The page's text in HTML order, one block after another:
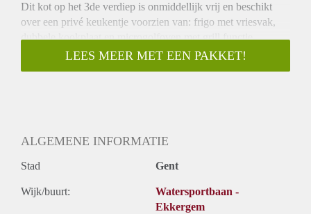
Dit kot op het 3de verdiep is onmiddellijk vrij en beschikt
over een privé keukentje voorzien van: frigo met vriesvak,
dubbele kookplaat en microgolfoven met grill functie.
Tevens is er in de kot een douche en bed (zonder matras)
aanwezig.
contact op
LEES MEER MET EEN PAKKET!
ALGEMENE INFORMATIE
Stad Gent
Wijk/buurt:
Watersportbaan -
Ekkergem